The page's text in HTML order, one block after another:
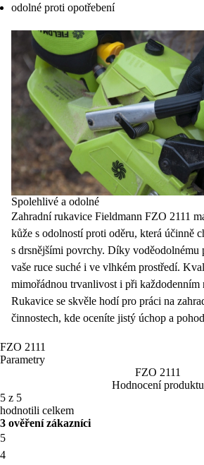
odolné proti opotřebení
Spolehlivé a odolné
Zahradní rukavice Fieldmann FZO 2111
kůže s odolností proti oděru, která účinně
s drsnějšími povrchy. Díky voděodolnému
vaše ruce suché i ve vlhkém prostředí.
mimořádnou trvanlivost i při každodenním
Rukavice se skvěle hodí pro práci na
činnostech, kde oceníte jistý úchop a
FZO 2111
Parametry
FZO 2111
Hodnocení produktu
5 z 5
hodnotili celkem
3 ověření zákazníci
5
4